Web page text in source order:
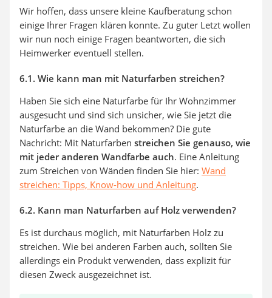
Wir hoffen, dass unsere kleine Kaufberatung schon
einige Ihrer Fragen klären konnte. Zu guter Letzt wollen
wir nun noch einige Fragen beantworten, die sich
Heimwerker eventuell stellen.
6.1. Wie kann man mit Naturfarben streichen?
Haben Sie sich eine Naturfarbe für Ihr Wohnzimmer
ausgesucht und sind sich unsicher, wie Sie jetzt die
Naturfarbe an die Wand bekommen? Die gute
Nachricht: Mit Naturfarben streichen Sie genauso, wie
mit jeder anderen Wandfarbe auch. Eine Anleitung
zum Streichen von Wänden finden Sie hier: Wand
streichen: Tipps, Know-how und Anleitung.
6.2. Kann man Naturfarben auf Holz verwenden?
Es ist durchaus möglich, mit Naturfarben Holz zu
streichen. Wie bei anderen Farben auch, sollten Sie
allerdings ein Produkt verwenden, dass explizit für
diesen Zweck ausgezeichnet ist.